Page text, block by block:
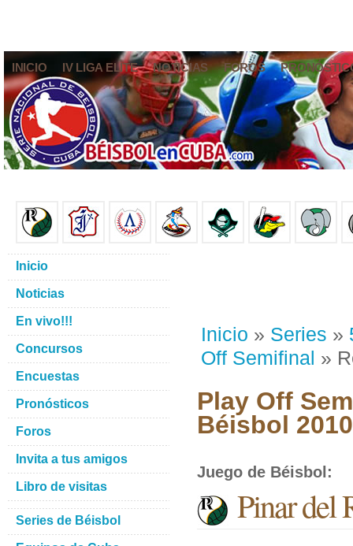
INICIO IV LIGA ELITE NOTICIAS FOROS
Inicio » Series »
Off Semifinal »
Play Off
Béisbol
Juego de Béisbol :
Pinar del
Inicio
Noticias
En vivo!!!
Concursos
Encuestas
Pronósticos
Foros
Invita a tus amigos
Libro de visitas
Series de Béisbol